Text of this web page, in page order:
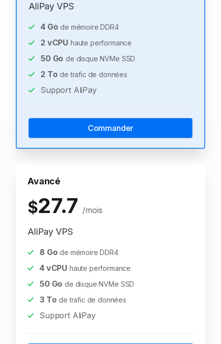
AliPay VPS
4Go de mémoire DDR4
2 vCPU haute performance
50Go de disque NVMe SSD
2 To de trafic de données
Support AliPay
Commander
Avancé
$27.7 /mois
AliPay VPS
8 Go de mémoire DDR4
4vCPU haute performance
50Go de disque NVMe SSD
3To de trafic de données
Support AliPay